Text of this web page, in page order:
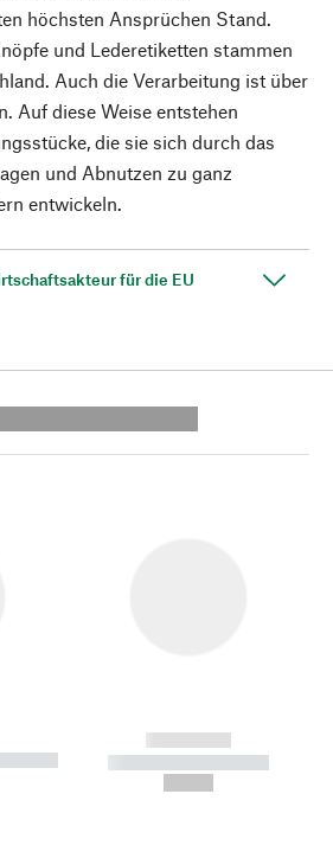
höchsten Ansprüchen Stand.
und Lederetiketten stammen
Auch die Verarbeitung ist über
Auf diese Weise entstehen
die sie sich durch das
und Abnutzen zu ganz
entwickeln.
für die EU
------------
----------- -----------